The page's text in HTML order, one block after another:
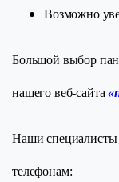
Возможно
Большой выбор
нашего веб-сайта«
Наши специалисты
телефонам: